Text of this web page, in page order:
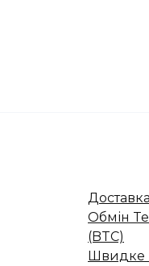
Обмін
(BTC)
Швидке